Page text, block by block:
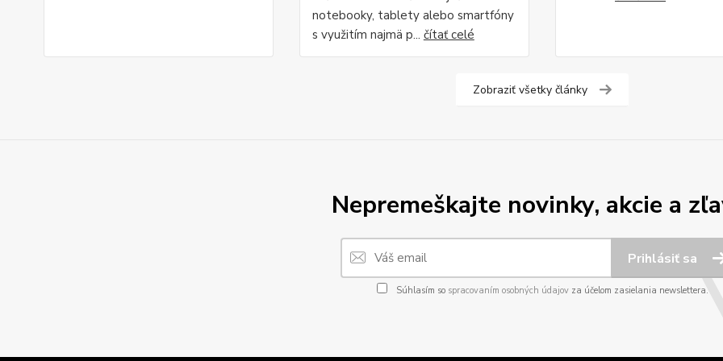
notebooky, tablety alebo smartfóny
s využitím najmä p... čítať celé
Zobraziť všetky články
Nepremeškajte novinky, akcie a
Prihlásiť sa
Súhlasím so spracovaním osobných údajovza účelom zasielania newslettera.